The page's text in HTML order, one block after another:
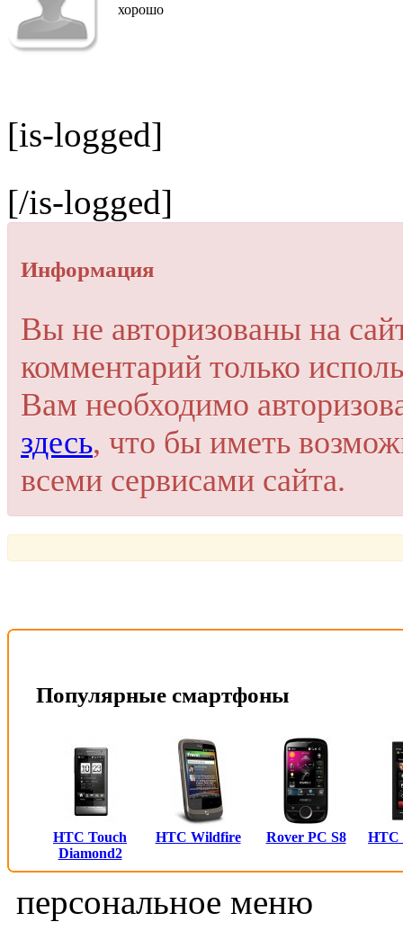
хорошо
[is-logged]
[/is-logged]
Информация
Вы не авторизованы на
комментарий только
Вам необходимо
здесь, что бы иметь
всеми сервисами сайта.
Популярные смартфоны
HTC Touch
Diamond2
HTC Wildfire Rover PC S8 HTC
персональное меню